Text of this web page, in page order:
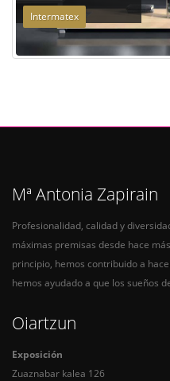
Intermatex
Mª Antonia Zapirain
Profesionalidad, calidad y
máximas premisas desde hace
principio, hemos contribuido a
hemos ayudado a que los sueños
Oiartzun
Exposición
Zuaznabar kalea 126